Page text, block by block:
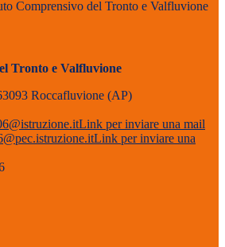
Comprensivo del Tronto e Valfluvione
Tronto e Valfluvione
Roccafluvione (AP)
Link per inviare una mail
Link per inviare una